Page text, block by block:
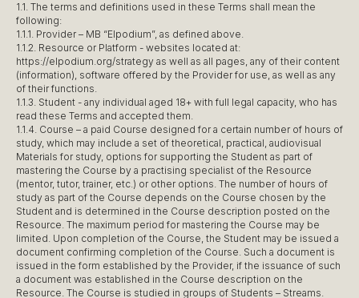
1.1. The terms and definitions used in these Terms shall mean the
following:
1.1.1. Provider – MB “Elpodium”, as defined above.
1.1.2. Resource or Platform - websites located at:
https://elpodium.org/strategy as well as all pages, any of their content
(information), software offered by the Provider for use, as well as any
of their functions.
1.1.3. Student - any individual aged 18+ with full legal capacity, who has
read these Terms and accepted them.
1.1.4. Course – a paid Course designed for a certain number of hours of
study, which may include a set of theoretical, practical, audiovisual
Materials for study, options for supporting the Student as part of
mastering the Course by a practising specialist of the Resource
(mentor, tutor, trainer, etc.) or other options. The number of hours of
study as part of the Course depends on the Course chosen by the
Student and is determined in the Course description posted on the
Resource. The maximum period for mastering the Course may be
limited. Upon completion of the Course, the Student may be issued a
document confirming completion of the Course. Such a document is
issued in the form established by the Provider, if the issuance of such
a document was established in the Course description on the
Resource. The Course is studied in groups of Students – Streams.